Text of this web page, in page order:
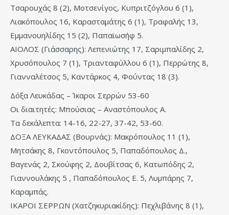
Τσαρουχάς 8 (2), Μοτσενίγος, Κυπριτζόγλου 6 (1),
Λιακόπουλος 16, Καρασταμάτης 6 (1), Τραφαλής 13,
Εμμανουηλίδης 15 (2), Παπαϊωσήφ 5.
ΑΙΟΛΟΣ (Γιάσσαρης): Λεπενιώτης 17, Σαριμπαλίδης 2,
Χρυσόπουλος 7 (1), Τριανταφύλλου 6 (1), Περρώτης 8,
Γιανναλέτσος 5, Καντάρκος 4, Φούντας 18 (3).
Δόξα Λευκάδας – Ίκαροι Σερρών 53-60
Οι διαιτητές: Μπούσιας – Αναστόπουλος Α.
Τα δεκάλεπτα: 14-16, 22-27, 37-42, 53-60.
ΔΟΞΑ ΛΕΥΚΑΔΑΣ (Βουρνάς): Μακρόπουλος 11 (1),
Μητσάκης 8, Γκοντόπουλος 5, Παπαδόπουλος Δ.,
Βαγενάς 2, Σκούφης 2, Δουβίτσας 6, Κατωπόδης 2,
Γιαννουλάκης 5 , Παπαδόπουλος Ε. 5, Λυμπάρης 7,
Καραμπάς.
ΙΚΑΡΟΙ ΣΕΡΡΩΝ (Χατζηκυριακίδης): Πεχλιβάνης 8 (1),